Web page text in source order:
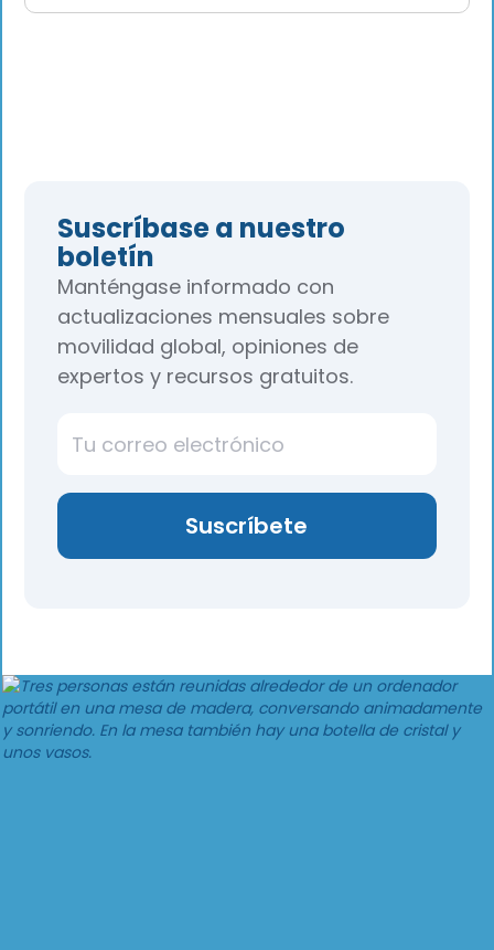
Suscríbase a nuestro
boletín
Manténgase informado con
actualizaciones mensuales sobre
movilidad global, opiniones de
expertos y recursos gratuitos.